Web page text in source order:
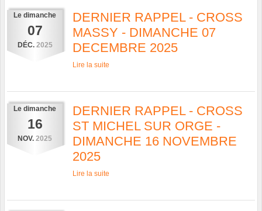
Le dimanche
07
DÉC. 2025
DERNIER RAPPEL - CROSS
MASSY - DIMANCHE 07
DECEMBRE 2025
Lire la suite
Le dimanche
16
NOV. 2025
DERNIER RAPPEL - CROSS
ST MICHEL SUR ORGE -
DIMANCHE 16 NOVEMBRE
2025
Lire la suite